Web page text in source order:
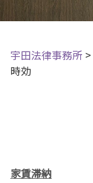
宇田法律事務所 >
時効
家賃滞納